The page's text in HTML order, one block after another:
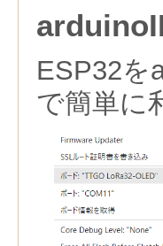
ESP32を
で簡単に